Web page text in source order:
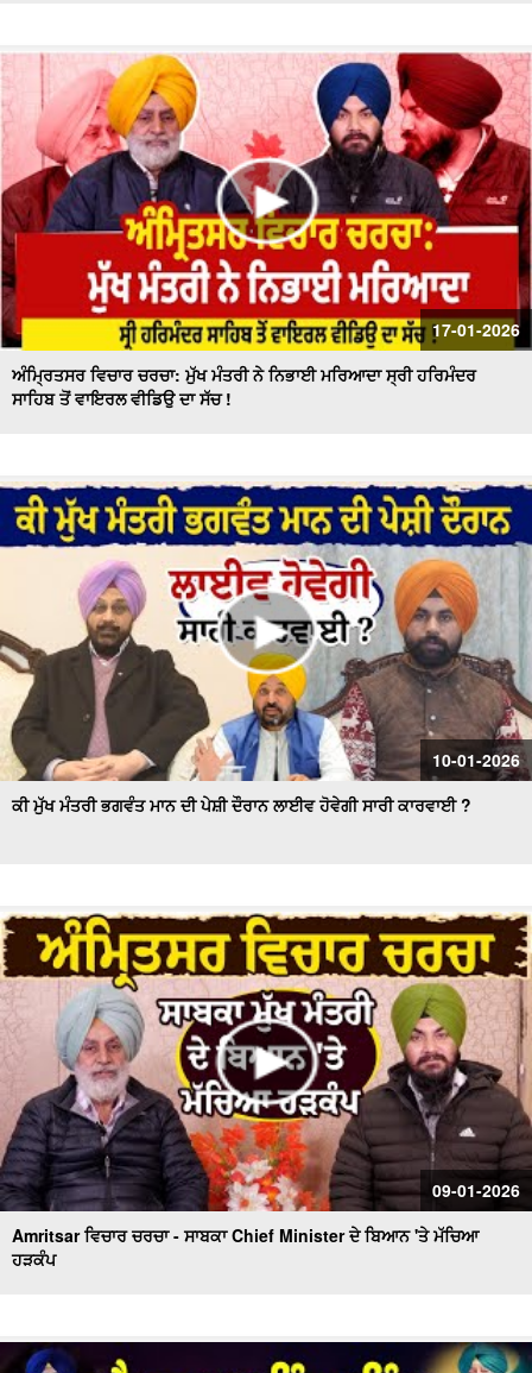
17-01-2026
ਅੰਮ੍ਰਿਤਸਰ ਵਿਚਾਰ ਚਰਚਾ: ਮੁੱਖ ਮੰਤਰੀ ਨੇ ਨਿਭਾਈ ਮਰਿਆਦਾ ਸ੍ਰੀ ਹਰਿਮੰਦਰ
ਸਾਹਿਬ ਤੋਂ ਵਾਇਰਲ ਵੀਡਿਉ ਦਾ ਸੱਚ !
10-01-2026
ਕੀ ਮੁੱਖ ਮੰਤਰੀ ਭਗਵੰਤ ਮਾਨ ਦੀ ਪੇਸ਼ੀ ਦੌਰਾਨ ਲਾਈਵ ਹੋਵੇਗੀ ਸਾਰੀ ਕਾਰਵਾਈ ?
09-01-2026
Amritsar ਵਿਚਾਰ ਚਰਚਾ - ਸਾਬਕਾ Chief Minister ਦੇ ਬਿਆਨ 'ਤੇ ਮੱਚਿਆ
ਹੜਕੰਪ